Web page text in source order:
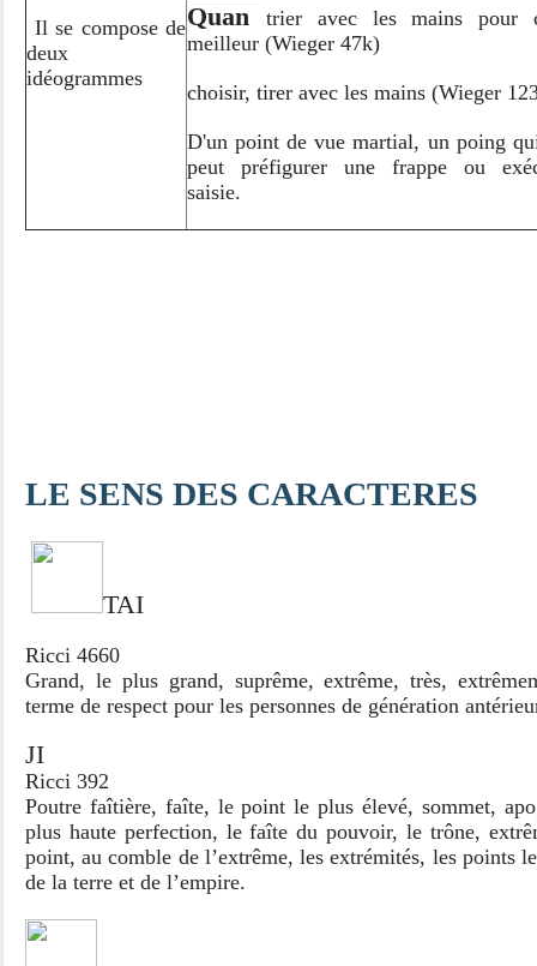
Il se compose de
deux
idéogrammes
Quan
trier avec les mains pour
meilleur (Wieger 47k)
choisir, tirer avec les mains (Wieger
D'un point de vue martial, un poing
peut préfigurer une frappe ou
saisie.
LE SENS DES CARACTERES
TAI
Ricci 4660
Grand, le plus grand, suprême, extrême, très,
terme de respect pour les personnes de génération
JI
Ricci 392
Poutre faîtière, faîte, le point le plus élevé, sommet,
plus haute perfection, le faîte du pouvoir, le trône,
point, au comble de l’extrême, les extrémités, les points
de la terre et de l’empire.